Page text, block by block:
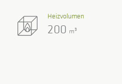
Heizvolumen
200 m3